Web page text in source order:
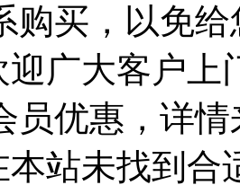
购买，以免
迎广大客户
员优惠，详
本站未找到